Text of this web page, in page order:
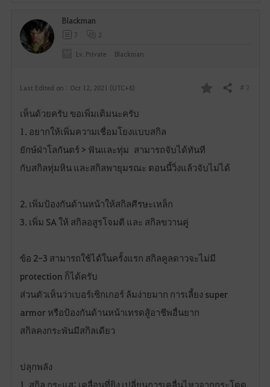
Last Edited on : Oct 12, 2021 (UTC+8)
o
e
Share # 2
เห็นด้วยครับ ขอเพิ่มเติมนะครับ
1. อยากให้เพิ่มความเชื่อมโยงแบบสกิล
ยักษ์ฝ่าโลกันตร์ > ฟันและทุ่ม สามารถจับได้ทันที
กับสกิลทุ่มหิน และสกิลพายุมรณะ ตอนนี้วิ่งแล้วจับไม่ได้
2. เพิ่มป้องกันด้านหน้าให้สกิลศีรษะเหล็ก
3. เพิ่ม SA ให้ สกิลอสูรโจมตี และ สกิลขวานคู่
ข้อ 2-3 สามารถใช้ได้ในครั้งแรก สกิลคูลดาวจะไม่มี
protection ก็ได้ครับ
ส่วนตัวเห็นว่าเบอร์เซิกเกอร์ ล้มง่ายมาก การเลี้ยง super
armor หรือป้องกันด้านหน้าเทรดสู้อาชีพอื่นยาก
สกิลคงกระพันมีสกิลเดียว
ปลุกพลัง
Blackman
7 2
Lv. Private Blackman